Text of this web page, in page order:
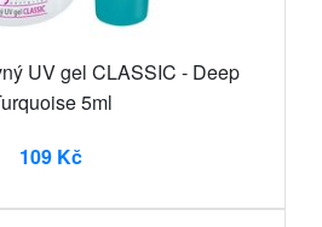
UV gel CLASSIC - Deep
5ml
109 Kč